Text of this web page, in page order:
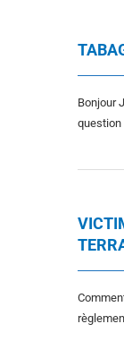
Bonjour
question